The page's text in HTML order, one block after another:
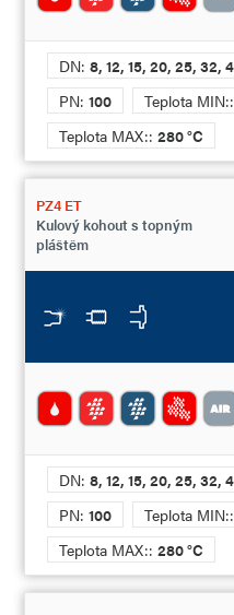
DN:8, 12, 15, 20, 25, 32,
PN:100 Teplota
Teplota MAX::280 °C
PZ4 ET
Kulový kohout s topným
pláštěm
DN:8, 12, 15, 20, 25, 32,
PN:100 Teplota
Teplota MAX::280 °C